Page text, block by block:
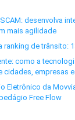
desenvolva
mais agilidade
ranking de trânsito:
como a
cidades, empresas
Eletrônico da
Free Flow